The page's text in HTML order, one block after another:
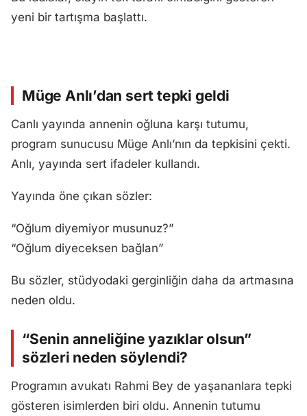
yeni bir tartışma başlattı.
Müge Anlı’dan sert tepki geldi
Canlı yayında annenin oğluna karşı tutumu,
program sunucusu Müge Anlı’nın da tepkisini çekti.
Anlı, yayında sert ifadeler kullandı.
Yayında öne çıkan sözler:
“Oğlum diyemiyor musunuz?”
“Oğlum diyeceksen bağlan”
Bu sözler, stüdyodaki gerginliğin daha da artmasına
neden oldu.
“Senin anneliğine yazıklar olsun”
sözleri neden söylendi?
Programın avukatı Rahmi Bey de yaşananlara tepki
gösteren isimlerden biri oldu. Annenin tutumu